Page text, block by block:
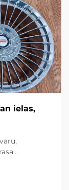
ielas,
vieglumu,